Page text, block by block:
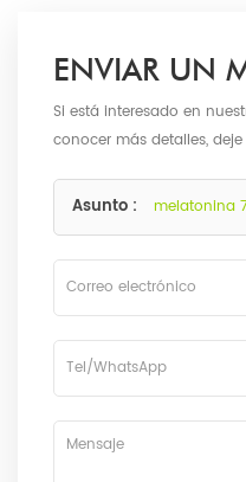
ENVIAR UN
Si está interesado en
conocer más detalles,
Asunto : melatonina